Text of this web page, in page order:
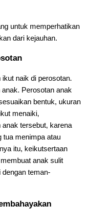
untuk memperhatikan
dari kejauhan.
naik di perosotan.
Perosotan anak
bentuk, ukuran
menaiki,
tersebut, karena
tua menimpa atau
itu, keikutsertaan
anak sulit
teman-